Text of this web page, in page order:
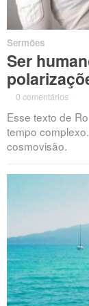
Sermões
Ser
0 comentários
Esse texto de
tempo
cosmovisão.